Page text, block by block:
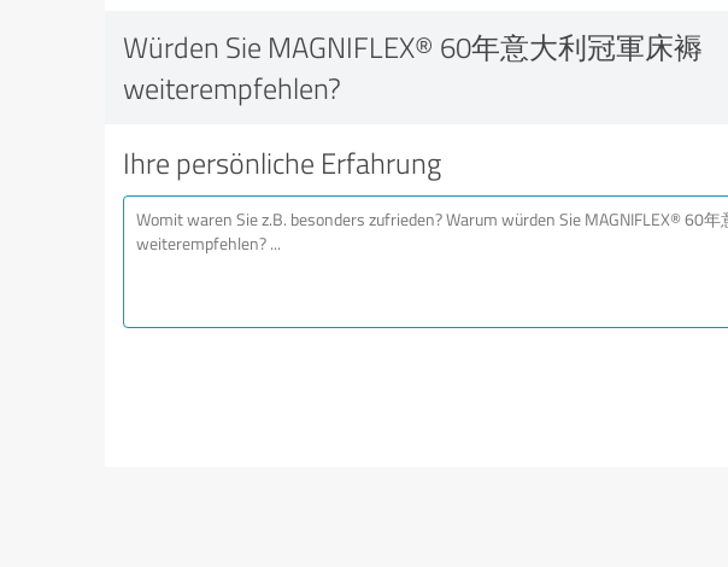
Würden Sie MAGNIFLEX® 60年意大利冠軍床褥
weiterempfehlen?
Ihre persönliche Erfahrung